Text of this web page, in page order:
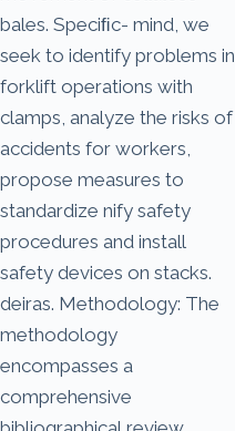
bales. Speciﬁc- mind, we
seek to identify problems in
forklift operations with
clamps, analyze the risks of
accidents for workers,
propose measures to
standardize nify safety
procedures and install
safety devices on stacks.
deiras. Methodology: The
methodology
encompasses a
comprehensive